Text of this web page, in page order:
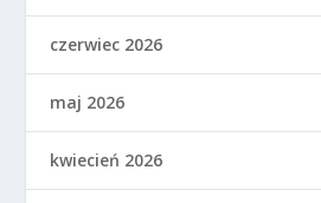
czerwiec 2026
maj 2026
kwiecień 2026